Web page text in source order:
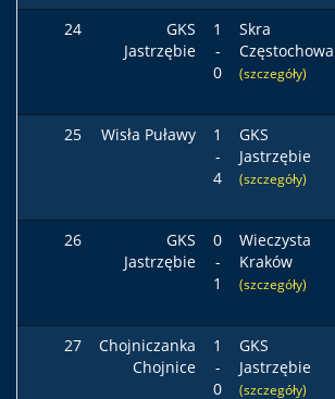
24
GKS
Jastrzębie
1
-
0
Skra
Częstochowa
(szczegóły)
25 Wisła Puławy
1
-
4
GKS
Jastrzębie
(szczegóły)
26
GKS
Jastrzębie
0
-
1
Wieczysta
Kraków
(szczegóły)
27
Chojniczanka
Chojnice
1
-
0
GKS
Jastrzębie
(szczegóły)